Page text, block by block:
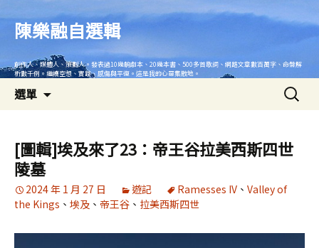
內
陳樂融自選輯
創作人、媒體人、策劃人。發表過10幾齣劇本、20幾本書、500多首歌詞、網路文章數百萬字、命盤解
析數千例。繼續空想、實踐、感傷與平復。這是我的心靈集散地。
選單
搜
尋
鍵
字:
[圖輯]埃及來了23：帝王谷拉美西斯四世
陵墓
2024 年 1 月 27 日 遊記 Ramesses IV 、 Valley of
the Kings 、 埃及 、 帝王谷 、 拉美西斯四世